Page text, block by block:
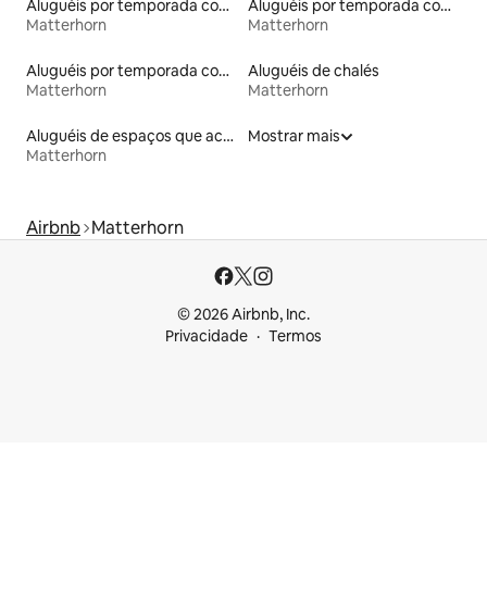
Aluguéis por temporada com sauna
Matterhorn
Aluguéis por temporada com banheira de hidromassagem
Matterhorn
Aluguéis por temporada com café da manhã
Matterhorn
Aluguéis de chalés
Matterhorn
Aluguéis de espaços que aceitam animais de estimação
Matterhorn
Mostrar mais
Airbnb Matterhorn
© 2026 Airbnb, Inc.
Privacidade
Termos